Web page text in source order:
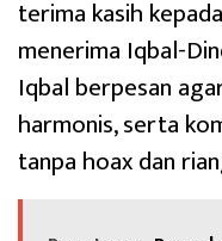
terima kasih
menerima Iqbal-
Iqbal berpesan
harmonis, serta
tanpa hoax dan